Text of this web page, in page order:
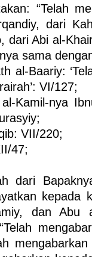
“Telah
dari
dari Abi al-
sama
al-Baariy:
VI/127;
Kamil-nya
VII/220;
47;
dari
kepada
dan Abu